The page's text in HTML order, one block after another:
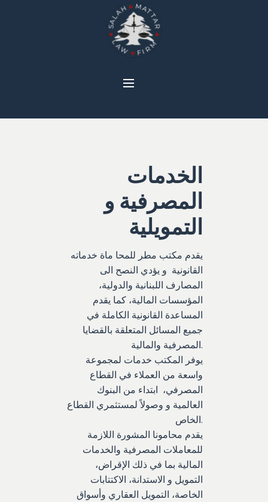
الخدمات
المصرفية و
التمويلية
يقدم مكتب مطر للمحا ماة خدماته
القانونية و يؤدي النصح الى
المصارف اللبنانية والدولية،
المؤسسات المالية، كما يقدم
المساعدة القانونية الكاملة في
جميع المسائل المتعلقة بالقضايا
المصرفية والمالية.
يوفر المكتب خدمات لمجموعة
واسعة من العملاء في القطاع
المصرفي، ابتداء من البنوك
العالمية و وصولاً لمستثمري القطاع
الخاص.
يقدم محامونا المشورة اللازمة
للمعاملات المصرفية والخدمات
المالية بما في ذلك الإقراض،
التمويل و الاستدانة، الاكتتابات
الخاصة، التمويل العقاري وأسواق